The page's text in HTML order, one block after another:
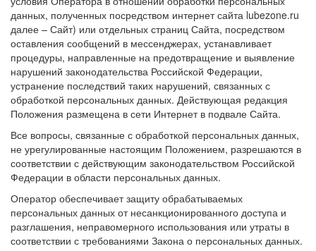
данных, полученных посредством интернет сайта lubezone.ru
далее – Сайт) или отдельных страниц Сайта, посредством
оставления сообщений в мессенджерах, устанавливает
процедуры, направленные на предотвращение и выявление
нарушений законодательства Российской Федерации,
устранение последствий таких нарушений, связанных с
обработкой персональных данных. Действующая редакция
Положения размещена в сети Интернет в подвале Сайта.
Все вопросы, связанные с обработкой персональных данных,
не урегулированные настоящим Положением, разрешаются в
соответствии с действующим законодательством Российской
Федерации в области персональных данных.
Оператор обеспечивает защиту обрабатываемых
персональных данных от несанкционированного доступа и
разглашения, неправомерного использования или утраты в
соответствии с требованиями Закона о персональных данных.